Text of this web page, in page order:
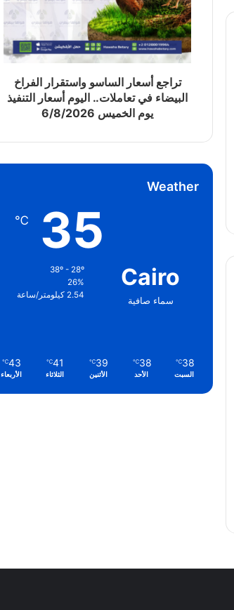
تراجع أسعار الساسو واستقرار الفراخ
البيضاء في تعاملات.. اليوم أسعار التنفيذ
يوم الخميس 6/8/2026
Weather
Cairo
سماء صافية
35
℃
26%
2.54 كيلومتر/ساعة
38
℃
السبت
38
℃
الأحد
39
℃
الأثنين
41
℃
الثلاثاء
43
℃
الأربعاء